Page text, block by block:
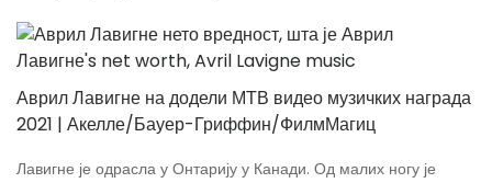
Аврил Лавигне на додели МТВ видео музичких награда
2021 | Акелле/Бауер-Гриффин/ФилмМагиц
Лавигне је одрасла у Онтарију у Канади. Од малих ногу је